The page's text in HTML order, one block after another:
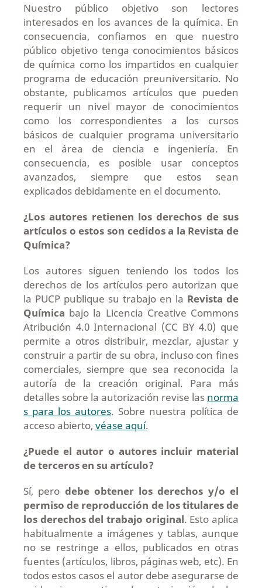
Nuestro público objetivo son lectores
interesados en los avances de la química. En
consecuencia, confiamos en que nuestro
público objetivo tenga conocimientos básicos
de química como los impartidos en cualquier
programa de educación preuniversitario. No
obstante, publicamos artículos que pueden
requerir un nivel mayor de conocimientos
como los correspondientes a los cursos
básicos de cualquier programa universitario
en el área de ciencia e ingeniería. En
consecuencia, es posible usar conceptos
avanzados, siempre que estos sean
explicados debidamente en el documento.
¿Los autores retienen los derechos de sus
artículos o estos son cedidos a la Revista de
Química?
Los autores siguen teniendo los todos los
derechos de los artículos pero autorizan que
la PUCP publique su trabajo en la Revista de
Química bajo la Licencia Creative Commons
Atribución 4.0 Internacional (CC BY 4.0) que
permite a otros distribuir, mezclar, ajustar y
construir a partir de su obra, incluso con fines
comerciales, siempre que sea reconocida la
autoría de la creación original. Para más
detalles sobre la autorización revise las norma
s para los autores. Sobre nuestra política de
acceso abierto, véase aquí.
¿Puede el autor o autores incluir material
de terceros en su artículo?
Sí, pero debe obtener los derechos y/o el
permiso de reproducción de los titulares de
los derechos del trabajo original. Esto aplica
habitualmente a imágenes y tablas, aunque
no se restringe a ellos, publicados en otras
fuentes (artículos, libros, páginas web, etc). En
todos estos casos el autor debe asegurarse de